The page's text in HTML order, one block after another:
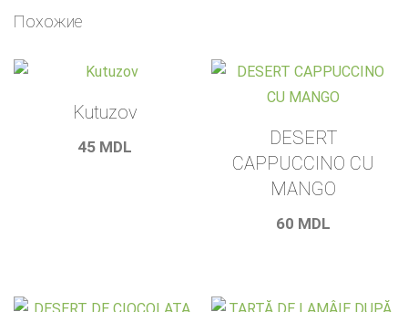
Похожие
Kutuzov
45 MDL
DESERT
CAPPUCCINO CU
MANGO
60 MDL